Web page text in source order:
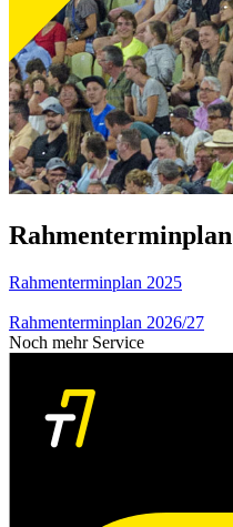
Rahmenterminplan
Rahmenterminplan 2025
Rahmenterminplan 2026/27
Noch mehr Service